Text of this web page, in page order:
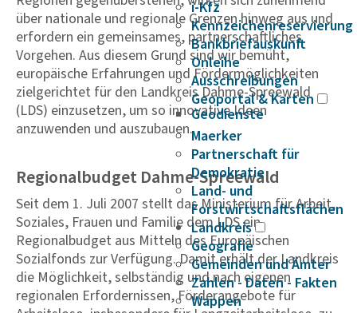
i-Kfz
Kennzeichenreservierung
Bankbriefauskunft
Onleihe
Ausschreibungen
Geoportal & Karten
Geodienste
Maerker
Partnerschaft für
Demokratie
Land- und
Forstwirtschaftsflächen
Landkreis
Geografie
Gemeinden und Ämter
Zahlen - Daten - Fakten
Wappen
über nationale und regionale Grenzen hinweg aus und
erfordern ein gemeinsames, partnerschaftliches
Vorgehen. Aus diesem Grund sind wir bemüht,
europäische Erfahrungen und Fördermöglichkeiten
zielgerichtet für den Landkreis Dahme-Spreewald
(LDS) einzusetzen, um so innovative Ideen
anzuwenden und auszubauen.
Regionalbudget Dahme-Spreewald
Seit dem 1. Juli 2007 stellt das Ministerium für Arbeit,
Soziales, Frauen und Familie dem LDS ein
Regionalbudget aus Mitteln des Europäischen
Sozialfonds zur Verfügung. Damit erhält der Landkreis
die Möglichkeit, selbständig und nach eigenen
regionalen Erfordernissen, Förderangebote für